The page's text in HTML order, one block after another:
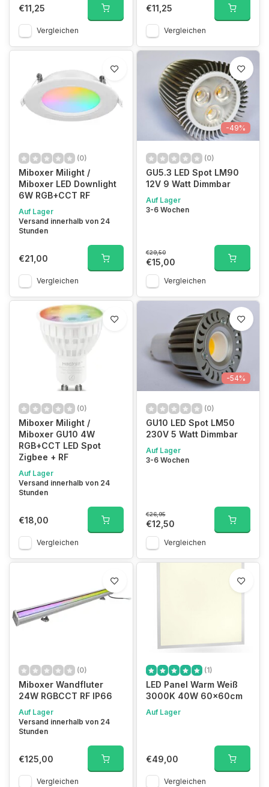
€11,25
Vergleichen
€11,25
Vergleichen
(0)
Miboxer Milight /
Miboxer LED Downlight
6W RGB+CCT RF
Auf Lager
Versand innerhalb von 24
Stunden
€21,00
Vergleichen
-49%
(0)
GU5.3 LED Spot LM90
12V 9 Watt Dimmbar
Auf Lager
3-6 Wochen
€29,50
€15,00
Vergleichen
(0)
Miboxer Milight /
Miboxer GU10 4W
RGB+CCT LED Spot
Zigbee + RF
Auf Lager
Versand innerhalb von 24
Stunden
€18,00
Vergleichen
-54%
(0)
GU10 LED Spot LM50
230V 5 Watt Dimmbar
Auf Lager
3-6 Wochen
€26,95
€12,50
Vergleichen
(0)
Miboxer Wandfluter
24W RGBCCT RF IP66
Auf Lager
Versand innerhalb von 24
Stunden
€125,00
Vergleichen
(1)
LED Panel Warm Weiß
3000K 40W 60x60cm
Auf Lager
€49,00
Vergleichen